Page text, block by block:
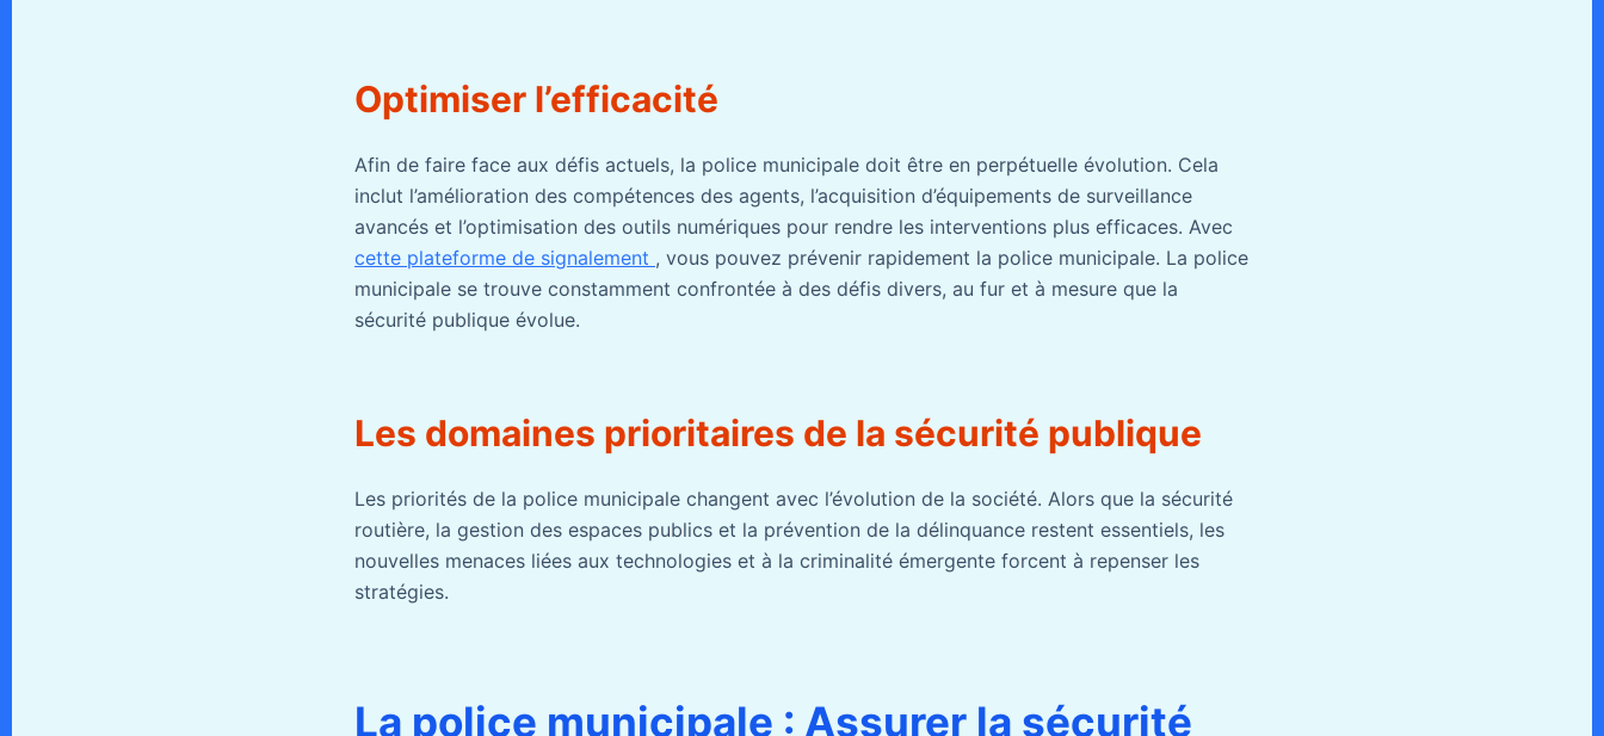
Optimiser l’efficacité
Afin de faire face aux défis actuels, la police municipale doit être en perpétuelle évolution. Cela
inclut l’amélioration des compétences des agents, l’acquisition d’équipements de surveillance
avancés et l’optimisation des outils numériques pour rendre les interventions plus efficaces. Avec
cette plateforme de signalement , vous pouvez prévenir rapidement la police municipale. La police
municipale se trouve constamment confrontée à des défis divers, au fur et à mesure que la
sécurité publique évolue.
Les domaines prioritaires de la sécurité publique
Les priorités de la police municipale changent avec l’évolution de la société. Alors que la sécurité
routière, la gestion des espaces publics et la prévention de la délinquance restent essentiels, les
nouvelles menaces liées aux technologies et à la criminalité émergente forcent à repenser les
stratégies.
La police municipale : Assurer la sécurité